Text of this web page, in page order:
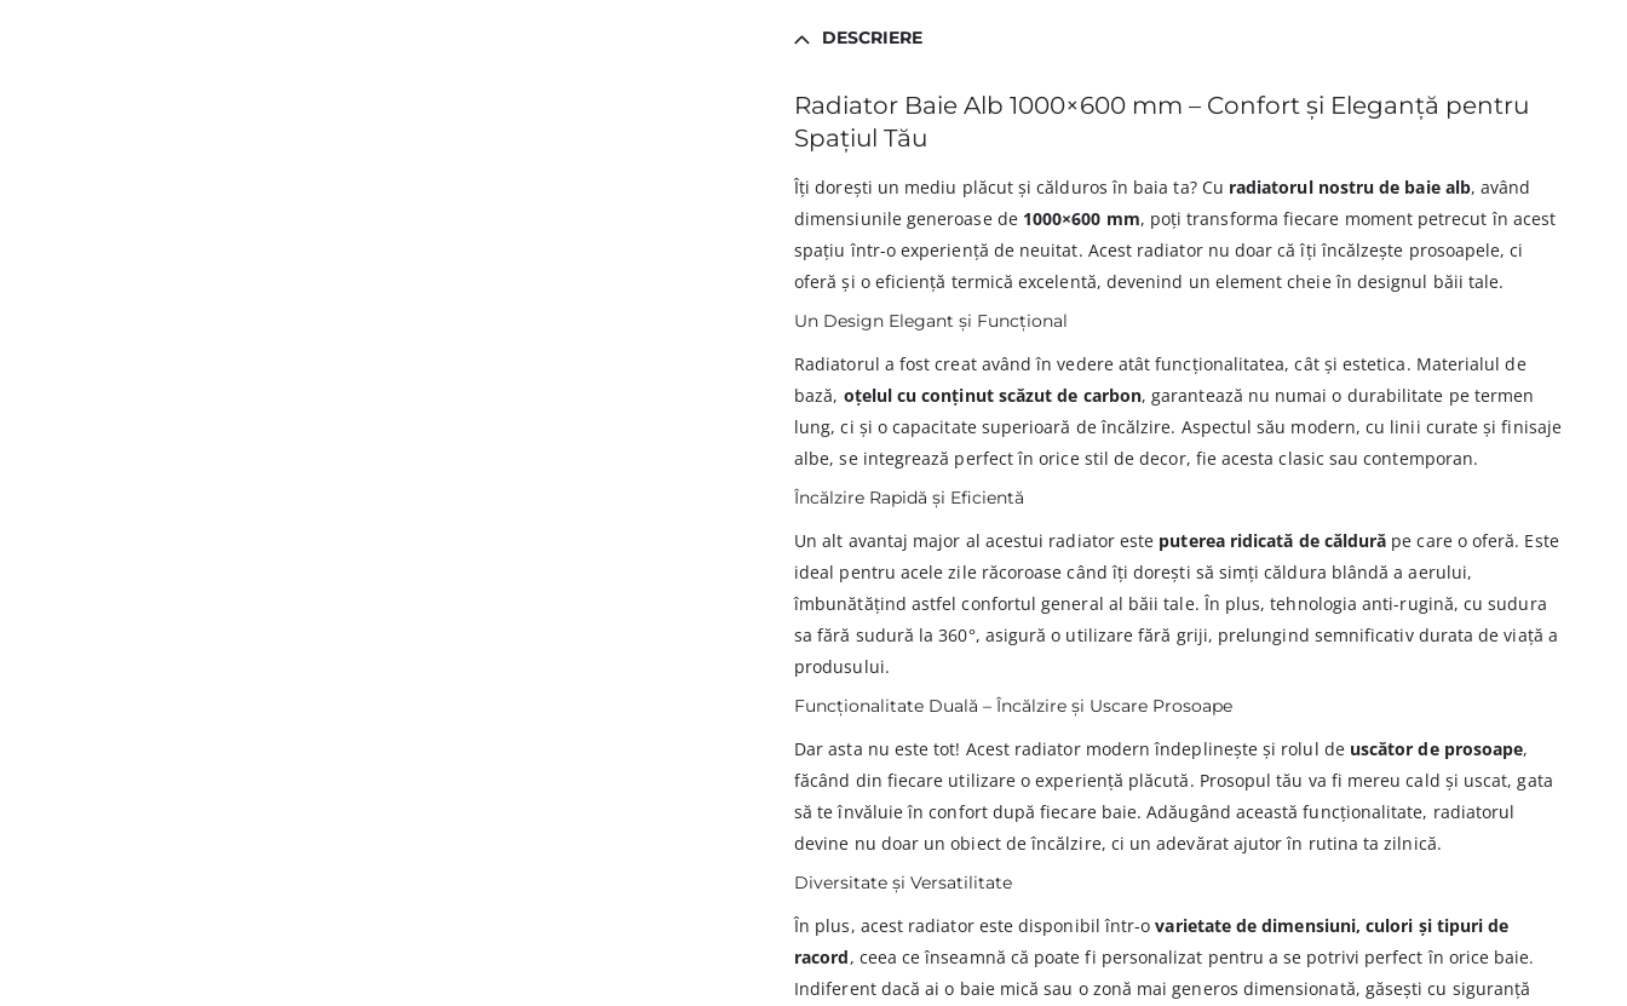
DESCRIERE
Radiator Baie Alb 1000×600 mm – Confort și Eleganță pentru
Spațiul Tău
Îți dorești un mediu plăcut și călduros în baia ta? Cu radiatorul nostru de baie alb, având
dimensiunile generoase de 1000×600 mm, poți transforma fiecare moment petrecut în acest
spațiu într-o experiență de neuitat. Acest radiator nu doar că îți încălzește prosoapele, ci
oferă și o eficiență termică excelentă, devenind un element cheie în designul băii tale.
Un Design Elegant și Funcțional
Radiatorul a fost creat având în vedere atât funcționalitatea, cât și estetica. Materialul de
bază, oțelul cu conținut scăzut de carbon, garantează nu numai o durabilitate pe termen
lung, ci și o capacitate superioară de încălzire. Aspectul său modern, cu linii curate și finisaje
albe, se integrează perfect în orice stil de decor, fie acesta clasic sau contemporan.
Încălzire Rapidă și Eficientă
Un alt avantaj major al acestui radiator este puterea ridicată de căldură pe care o oferă. Este
ideal pentru acele zile răcoroase când îți dorești să simți căldura blândă a aerului,
îmbunătățind astfel confortul general al băii tale. În plus, tehnologia anti-rugină, cu sudura
sa fără sudură la 360°, asigură o utilizare fără griji, prelungind semnificativ durata de viață a
produsului.
Funcționalitate Duală – Încălzire și Uscare Prosoape
Dar asta nu este tot! Acest radiator modern îndeplinește și rolul de uscător de prosoape,
făcând din fiecare utilizare o experiență plăcută. Prosopul tău va fi mereu cald și uscat, gata
să te învăluie în confort după fiecare baie. Adăugând această funcționalitate, radiatorul
devine nu doar un obiect de încălzire, ci un adevărat ajutor în rutina ta zilnică.
Diversitate și Versatilitate
În plus, acest radiator este disponibil într-ovarietate de dimensiuni, culori și tipuri de
racord, ceea ce înseamnă că poate fi personalizat pentru a se potrivi perfect în orice baie.
Indiferent dacă ai o baie mică sau o zonă mai generos dimensionată, găsești cu siguranță